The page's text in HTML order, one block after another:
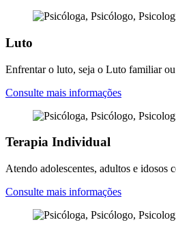
Luto
Enfrentar o luto, seja o Luto familiar ou
Consulte mais informações
Terapia Individual
Atendo adolescentes, adultos e idosos
Consulte mais informações